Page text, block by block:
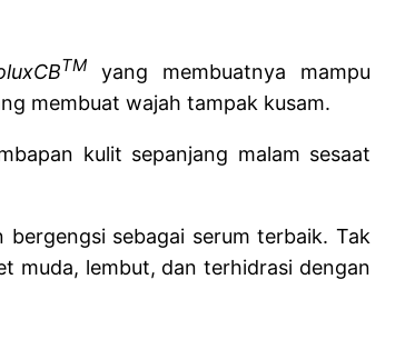
TM
yang membuatnya mampu
membuat wajah tampak kusam.
kulit sepanjang malam sesaat
sebagai serum terbaik. Tak
muda, lembut, dan terhidrasi dengan